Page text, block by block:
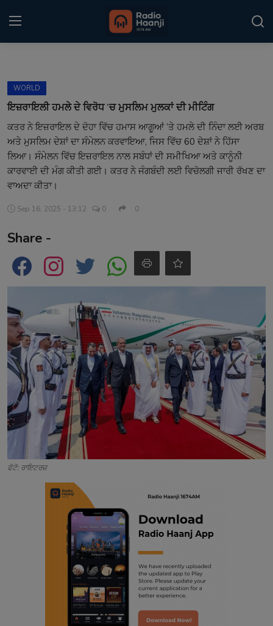
Home
Punjabi Podcast
Kitaab Kahani
Gallery
Sponsors
Matrimonial
Event
Contact
WORLD
ਇਜ਼ਰਾਇਲੀ ਹਮਲੇ ਦੇ ਵਿਰੋਧ ’ਚ ਮੁਸਲਿਮ ਮੁਲਕਾਂ ਦੀ ਮੀਟਿੰਗ
ਕਤਰ ਨੇ ਇਜ਼ਰਾਇਲ ਦੇ ਦੋਹਾ ਵਿੱਚ ਹਮਾਸ ਆਗੂਆਂ ’ਤੇ ਹਮਲੇ ਦੀ ਨਿੰਦਾ ਲਈ ਅਰਬ
ਅਤੇ ਮੁਸਲਿਮ ਦੇਸ਼ਾਂ ਦਾ ਸੰਮੇਲਨ ਕਰਵਾਇਆ, ਜਿਸ ਵਿੱਚ 60 ਦੇਸ਼ਾਂ ਨੇ ਹਿੱਸਾ
ਲਿਆ। ਸੰਮੇਲਨ ਵਿੱਚ ਇਜ਼ਰਾਇਲ ਨਾਲ ਸਬੰਧਾਂ ਦੀ ਸਮੀਖਿਆ ਅਤੇ ਕਾਨੂੰਨੀ
ਕਾਰਵਾਈ ਦੀ ਮੰਗ ਕੀਤੀ ਗਈ। ਕਤਰ ਨੇ ਜੰਗਬੰਦੀ ਲਈ ਵਿਚੋਲਗੀ ਜਾਰੀ ਰੱਖਣ ਦਾ
ਵਾਅਦਾ ਕੀਤਾ।
Sep 16, 2025 - 13:12 0 0
Share -
ਫੋਟੋ: ਰਾਇਟਰਜ਼